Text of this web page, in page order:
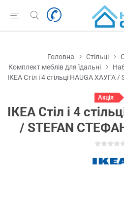
Головна Стільці
Комплект меблів для їдальні
ІКЕА Стіл і 4 стільці HAUGA
Акція
ІКЕА Стіл і 4
/ STEFAN